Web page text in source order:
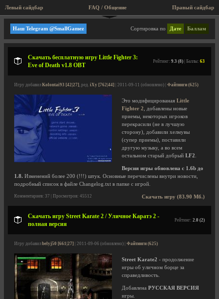
Левый сайдбар Правый сайдбар
FAQ / Общение
Файтинги
Сортировка по Дате Баллам
Наш Telegram @SmallGamez
Скачать бесплатную игру Little Fighter 3:
Eve of Death v1.8 OBT
Рейтинг: 9.3 (8) | Баллы: 63
Игру добавил Kolontai93 [42|27], ред. iXy [762|44] | 2011-09-11 (обновлено) | Файтинги (625)
Это модифицированая Little
Fighter 2 , добавлены новые
приемы, некоторых игроков
перекрасили (не в лучшую
сторону), добавили хелмувы
(супер приемы), поставили
другую музыку, а во всем
остальном старый добрый LF2
Версия игры обновлена с 1.6b до
1.8. Изменений более 200 (!!!) штук. Основные перечислены внутри новости,
подробный список в файле Changelog.txt в папке с игрой.
Скачать игру (83.90 Мб.)
Комментариев: 37 | Просмотров: 45512
Скачать игру Street Karate 2 / Уличное Каратэ 2 -
полная версия
Рейтинг: 2.0 (2)
Игру добавил belyj50 [661|27] | 2011-09-06 (обновлено) | Файтинги (625)
Street Karate2 - продолжение
игры об уличном борце за
справедливость.
Добавлена РУССКАЯ ВЕРСИЯ
игры.